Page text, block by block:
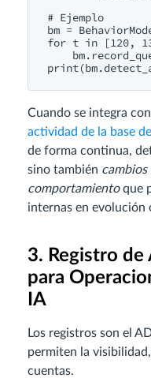
# Ejemplo
bm =
for t in [120,
Cuando se integra
actividad de la base
de forma continua,
sino también cambios
comportamientoque
internas en evolución
3. Registro
para
IA
Los registros son el
permiten la
cuentas.